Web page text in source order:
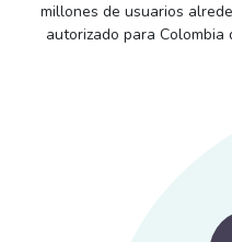
millones de usuarios
autorizado para